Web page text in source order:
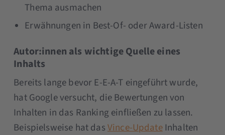
Thema ausmachen
Erwähnungen in Best-Of- oder Award-Listen
Autor:innen als wichtige Quelle eines
Inhalts
Bereits lange bevor E-E-A-T eingeführt wurde,
hat Google versucht, die Bewertungen von
Inhalten in das Ranking einfließen zu lassen.
Beispielsweise hat dasVince-UpdateInhalten